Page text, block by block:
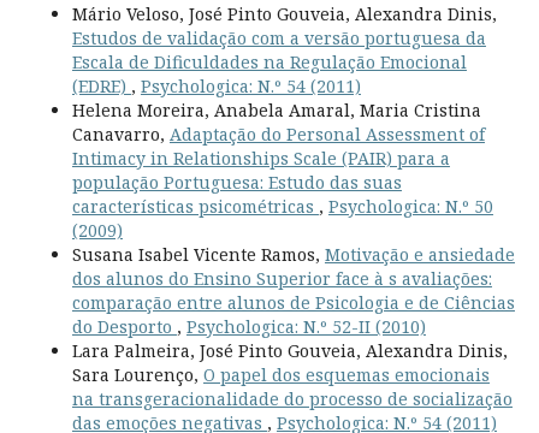
Mário Veloso, José Pinto Gouveia, Alexandra Dinis,
Estudos de validação com a versão portuguesa da
Escala de Dificuldades na Regulação Emocional
(EDRE) , Psychologica: N.º 54 (2011)
Helena Moreira, Anabela Amaral, Maria Cristina
Canavarro, Adaptação do Personal Assessment of
Intimacy in Relationships Scale (PAIR) para a
população Portuguesa: Estudo das suas
características psicométricas , Psychologica: N.º 50
(2009)
Susana Isabel Vicente Ramos, Motivação e ansiedade
dos alunos do Ensino Superior face à s avaliações:
comparação entre alunos de Psicologia e de Ciências
do Desporto , Psychologica: N.º 52-II (2010)
Lara Palmeira, José Pinto Gouveia, Alexandra Dinis,
Sara Lourenço, O papel dos esquemas emocionais
na transgeracionalidade do processo de socialização
das emoções negativas , Psychologica: N.º 54 (2011)